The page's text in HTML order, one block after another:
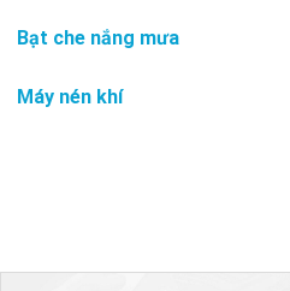
Bạt che nắng mưa
Máy nén khí